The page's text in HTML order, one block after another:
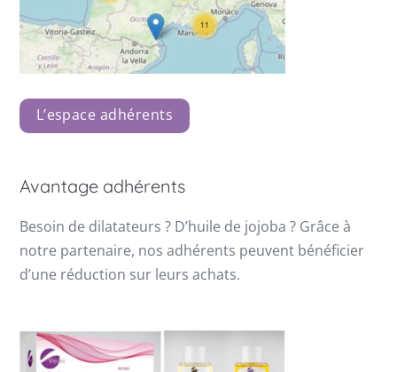
L’espace adhérents
Avantage adhérents
Besoin de dilatateurs ? D’huile de jojoba ? Grâce à
notre partenaire, nos adhérents peuvent bénéficier
d’une réduction sur leurs achats.